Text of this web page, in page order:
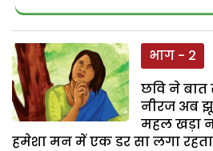
भाग - 2
छवि ने
नीरज अब
महल खड़ा
हमेशा मन में एक डर सा लगा